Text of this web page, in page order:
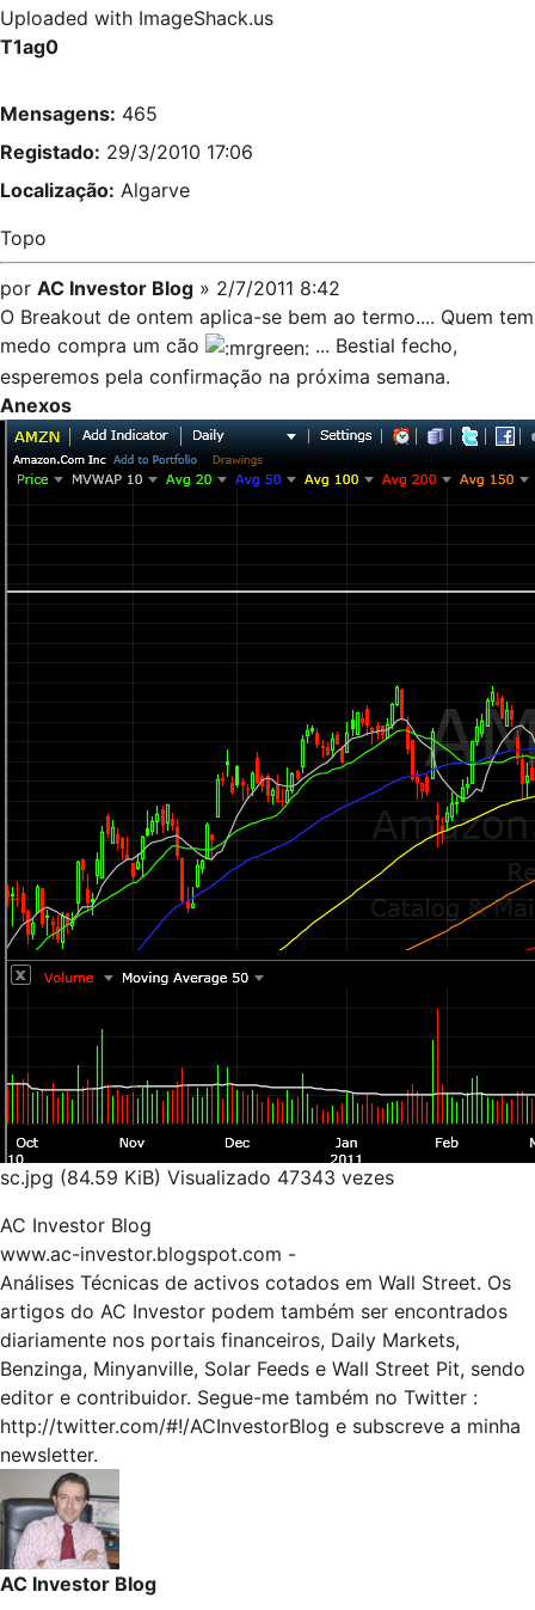
Uploaded with ImageShack.us
T1ag0
Mensagens: 465
Registado: 29/3/2010 17:06
Localização: Algarve
Topo
por AC Investor Blog » 2/7/2011 8:42
O Breakout de ontem aplica-se bem ao termo.... Quem tem
medo compra um cão
... Bestial fecho,
esperemos pela confirmação na próxima semana.
Anexos
sc.jpg (84.59 KiB) Visualizado 47343 vezes
AC Investor Blog
www.ac-investor.blogspot.com -
Análises Técnicas de activos cotados em Wall Street. Os
artigos do AC Investor podem também ser encontrados
diariamente nos portais financeiros, Daily Markets,
Benzinga, Minyanville, Solar Feeds e Wall Street Pit, sendo
editor e contribuidor. Segue-me também no Twitter :
http://twitter.com/#!/ACInvestorBlog e subscreve a minha
newsletter.
AC Investor Blog